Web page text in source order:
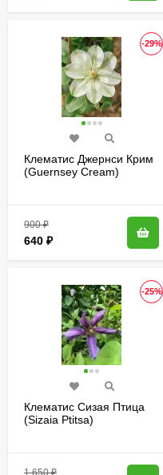
-29%
Клематис Джернси Крим
(Guernsey Cream)
900₽
640 ₽
-25%
Клематис Сизая Птица
(Sizaia Ptitsa)
1 650₽